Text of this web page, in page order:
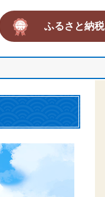
ふるさと納税